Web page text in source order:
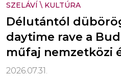
SZELÁVÍ \ KULTÚRA
Délutántól
daytime rave a
műfaj nemzetközi
2026.07.31.